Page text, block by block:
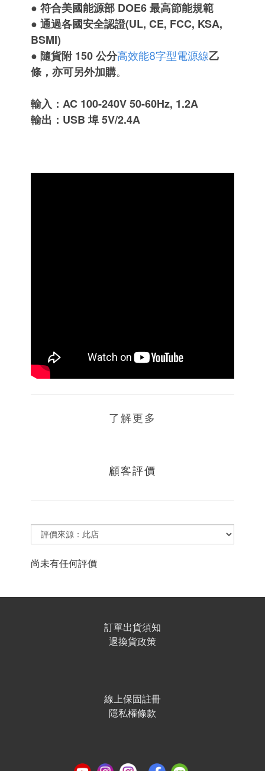
● 符合美國能源部 DOE6 最高節能規範
● 通過各國安全認證(UL, CE, FCC, KSA,
BSMI)
● 隨貨附 150 公分高效能8字型電源線乙
條，亦可另外加購。
輸入：AC 100-240V 50-60Hz, 1.2A
輸出：USB 埠 5V/2.4A
了解更多
顧客評價
尚未有任何評價
訂單出貨須知
退換貨政策
線上保固註冊
隱私權條款